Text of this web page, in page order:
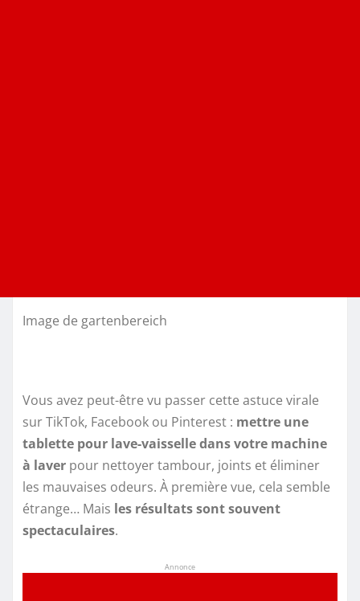
Image de gartenbereich
Vous avez peut-être vu passer cette astuce virale
sur TikTok, Facebook ou Pinterest : mettre une
tablette pour lave-vaisselle dans votre machine
à laver pour nettoyer tambour, joints et éliminer
les mauvaises odeurs. À première vue, cela semble
étrange… Mais les résultats sont souvent
spectaculaires.
Annonce